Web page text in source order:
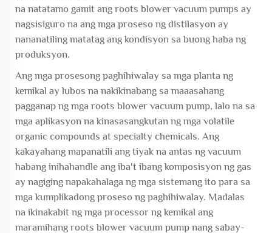
na natatamo gamit ang roots blower vacuum pumps ay
nagsisiguro na ang mga proseso ng distilasyon ay
nananatiling matatag ang kondisyon sa buong haba ng
produksyon.
Ang mga prosesong paghihiwalay sa mga planta ng
kemikal ay lubos na nakikinabang sa maaasahang
pagganap ng mga roots blower vacuum pump, lalo na sa
mga aplikasyon na kinasasangkutan ng mga volatile
organic compounds at specialty chemicals. Ang
kakayahang mapanatili ang tiyak na antas ng vacuum
habang inihahandle ang iba't ibang komposisyon ng gas
ay nagiging napakahalaga ng mga sistemang ito para sa
mga kumplikadong proseso ng paghihiwalay. Madalas
na ikinakabit ng mga processor ng kemikal ang
maramihang roots blower vacuum pump nang sabay-